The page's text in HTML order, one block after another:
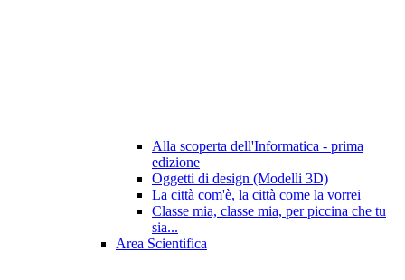
Alla scoperta dell'Informatica - prima
edizione
Oggetti di design (Modelli 3D)
La città com'è, la città come la vorrei
Classe mia, classe mia, per piccina che tu
sia...
Area Scientifica